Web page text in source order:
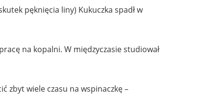
pęknięcia liny) Kukuczka spadł w
na kopalni. W międzyczasie studiował
zbyt wiele czasu na wspinaczkę –